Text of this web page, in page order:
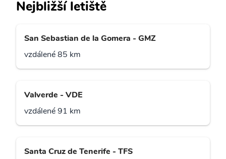
Nejbližší letiště
San Sebastian de la Gomera - GMZ
vzdálené 85 km
Valverde - VDE
vzdálené 91 km
Santa Cruz de Tenerife - TFS